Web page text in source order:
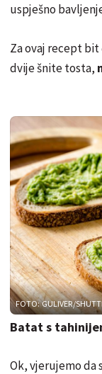
uspješno
Za ovaj recept
dvije šnite tosta,
FOTO: GULIVER/
Batat s
Ok, vjerujemo da